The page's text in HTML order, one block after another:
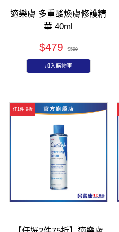
適樂膚 多重酸煥膚修護精
華 40ml
$479 $599
加入購物車
任1件 9折